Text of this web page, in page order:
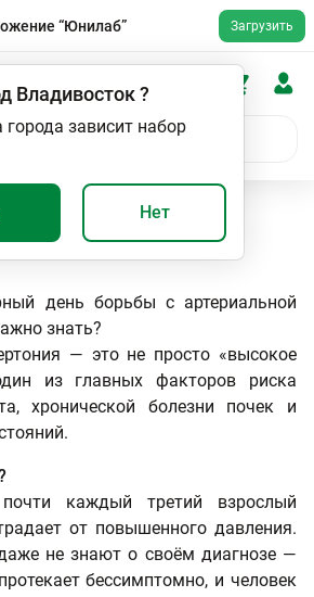
“Юнилаб” Загрузить
Владивосток?
зависит набор
Нет
Всемирный день борьбы с
день борьбы с артериальной
знать?
— это не просто «высокое
из главных факторов риска
хронической болезни почек и
каждый третий взрослый
от повышенного давления.
не знают о своём диагнозе —
бессимптомно, и человек